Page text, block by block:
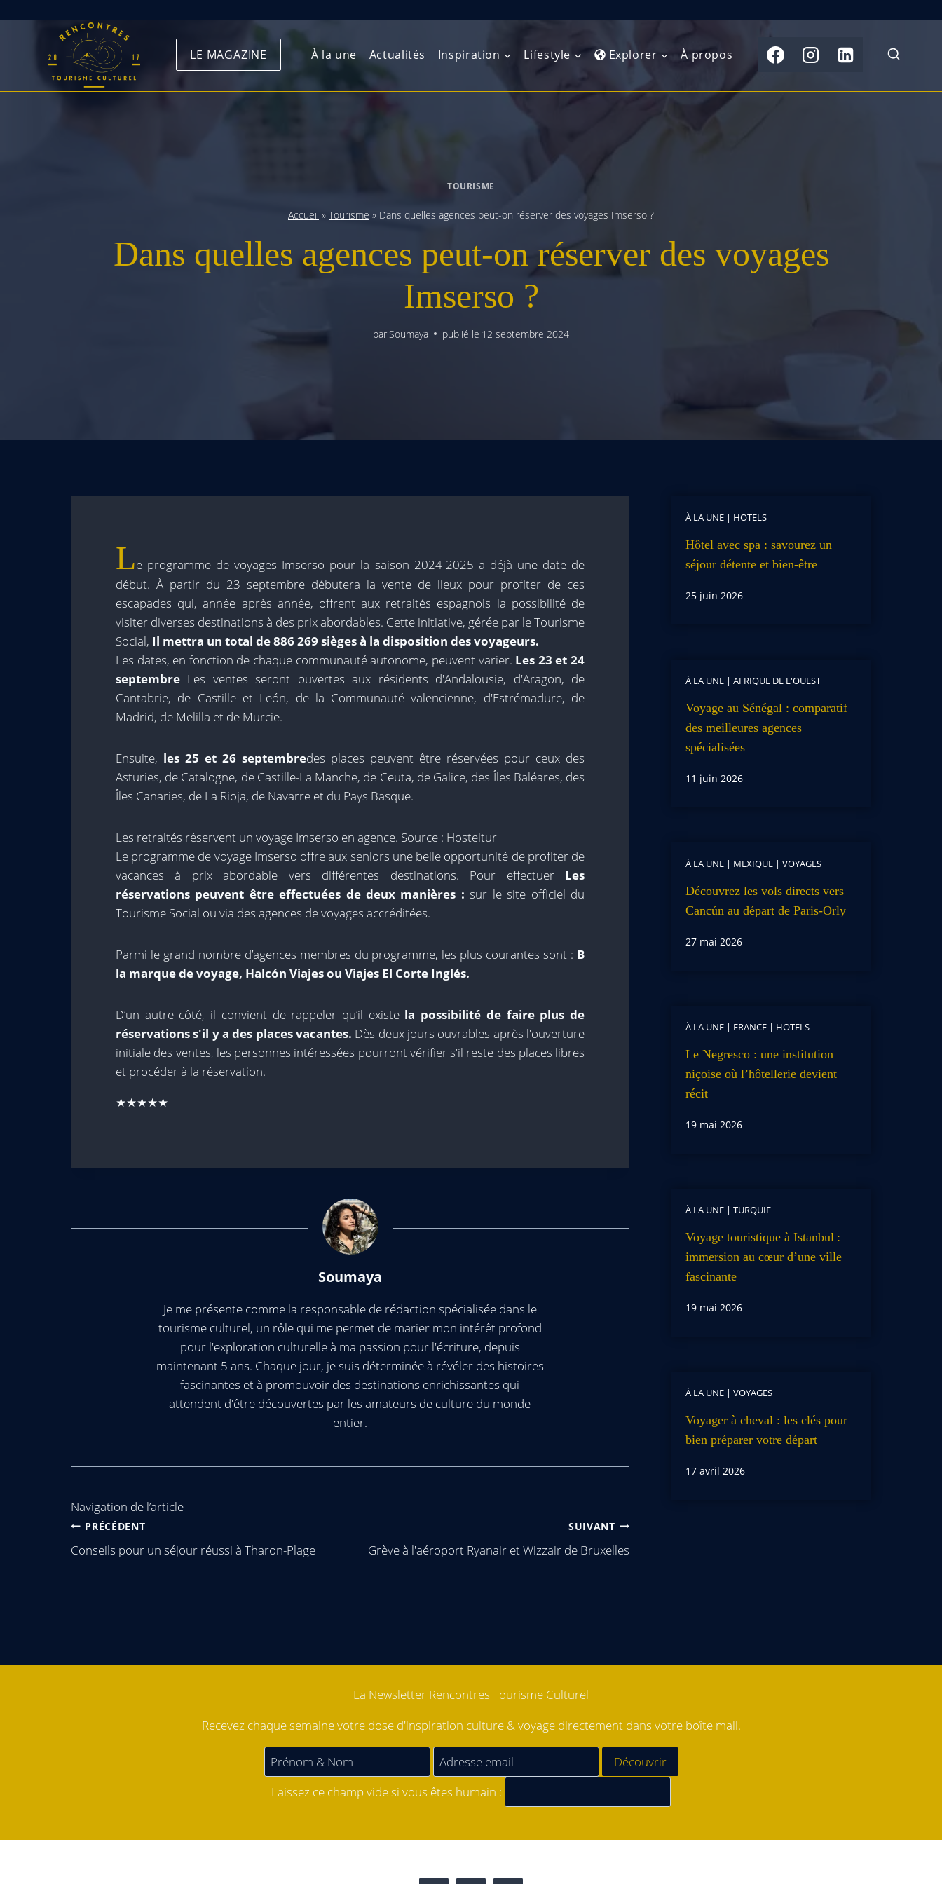
LE MAGAZINE À la une Actualités Inspiration Lifestyle Explorer
Balkans
Afrique de l’Est
Extrême-Orient
À propos
TOURISME
Accueil » Tourisme » Dans quelles agences peut-on réserver des voyages Imserso ?
Dans quelles agences peut-on réserver des voyages
Imserso ?
parSoumaya publié le 12 septembre 2024
Le programme de voyages Imserso pour la saison 2024-2025 a déjà une date de
début. À partir du 23 septembre débutera la vente de lieux pour profiter de ces
escapades qui, année après année, offrent aux retraités espagnols la possibilité de
visiter diverses destinations à des prix abordables. Cette initiative, gérée par le Tourisme
Social, Il mettra un total de 886 269 sièges à la disposition des voyageurs.
Les dates, en fonction de chaque communauté autonome, peuvent varier. Les 23 et 24
septembre Les ventes seront ouvertes aux résidents d'Andalousie, d'Aragon, de
Cantabrie, de Castille et León, de la Communauté valencienne, d'Estrémadure, de
Madrid, de Melilla et de Murcie.
Ensuite, les 25 et 26 septembredes places peuvent être réservées pour ceux des
Asturies, de Catalogne, de Castille-La Manche, de Ceuta, de Galice, des Îles Baléares, des
Îles Canaries, de La Rioja, de Navarre et du Pays Basque.
Les retraités réservent un voyage Imserso en agence. Source : Hosteltur
Le programme de voyage Imserso offre aux seniors une belle opportunité de profiter de
vacances à prix abordable vers différentes destinations. Pour effectuer Les
réservations peuvent être effectuées de deux manières : sur le site officiel du
Tourisme Social ou via des agences de voyages accréditées.
Parmi le grand nombre d’agences membres du programme, les plus courantes sont : B
la marque de voyage, Halcón Viajes ou Viajes El Corte Inglés.
D’un autre côté, il convient de rappeler qu’il existela possibilité de faire plus de
réservations s'il y a des places vacantes. Dès deux jours ouvrables après l'ouverture
initiale des ventes, les personnes intéressées pourront vérifier s'il reste des places libres
et procéder à la réservation.
★★★★★
Soumaya
Je me présente comme la responsable de rédaction spécialisée dans le
tourisme culturel, un rôle qui me permet de marier mon intérêt profond
pour l'exploration culturelle à ma passion pour l'écriture, depuis
maintenant 5 ans. Chaque jour, je suis déterminée à révéler des histoires
fascinantes et à promouvoir des destinations enrichissantes qui
attendent d'être découvertes par les amateurs de culture du monde
entier.
Navigation de l’article
PRÉCÉDENT
Conseils pour un séjour réussi à Tharon-Plage
SUIVANT
Grève à l'aéroport Ryanair et Wizzair de Bruxelles
À LA UNE| HOTELS
Hôtel avec spa : savourez un
séjour détente et bien-être
25 juin 2026
À LA UNE| AFRIQUE DE L'OUEST
Voyage au Sénégal : comparatif
des meilleures agences
spécialisées
11 juin 2026
À LA UNE| MEXIQUE| VOYAGES
Découvrez les vols directs vers
Cancún au départ de Paris-Orly
27 mai 2026
À LA UNE| FRANCE| HOTELS
Le Negresco : une institution
niçoise où l’hôtellerie devient
récit
19 mai 2026
À LA UNE| TURQUIE
Voyage touristique à Istanbul :
immersion au cœur d’une ville
fascinante
19 mai 2026
À LA UNE| VOYAGES
Voyager à cheval : les clés pour
bien préparer votre départ
17 avril 2026
La Newsletter Rencontres Tourisme Culturel
Recevez chaque semaine votre dose d'inspiration culture & voyage directement dans votre boîte mail.
Laissez ce champ vide si vous êtes humain :